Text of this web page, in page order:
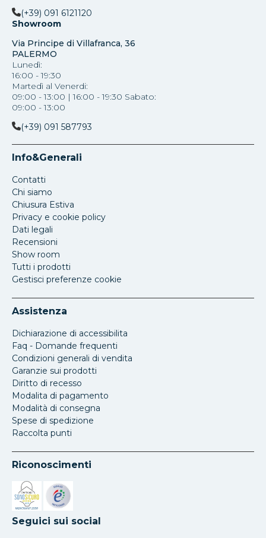
(+39) 091 6121120
Showroom
Via Principe di Villafranca, 36
PALERMO
Lunedì:
16:00 - 19:30
Martedì al Venerdi:
09:00 - 13:00 | 16:00 - 19:30 Sabato:
09:00 - 13:00
(+39) 091 587793
Info&Generali
Contatti
Chi siamo
Chiusura Estiva
Privacy e cookie policy
Dati legali
Recensioni
Show room
Tutti i prodotti
Gestisci preferenze cookie
Assistenza
Dichiarazione di accessibilita
Faq - Domande frequenti
Condizioni generali di vendita
Garanzie sui prodotti
Diritto di recesso
Modalita di pagamento
Modalità di consegna
Spese di spedizione
Raccolta punti
Riconoscimenti
Si apre in una nuova scheda
Si apre in una nuova scheda
Seguici sui social